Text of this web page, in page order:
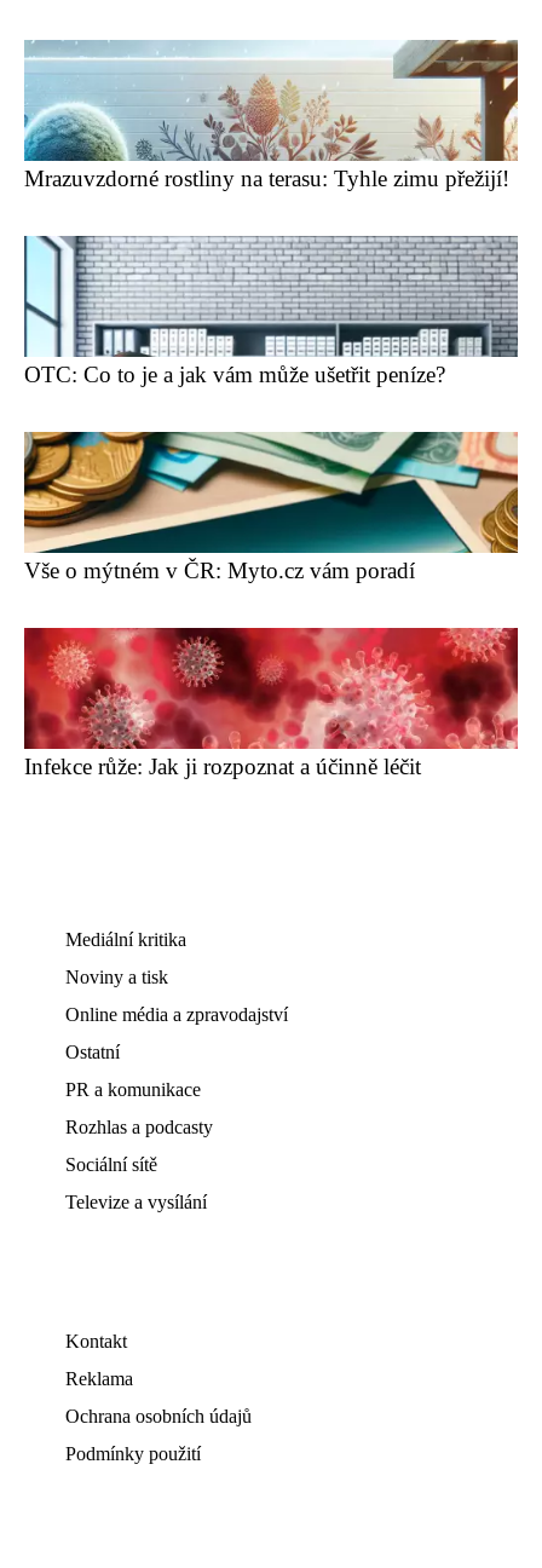
Mrazuvzdorné rostliny na terasu: Tyhle zimu přežijí!
OTC: Co to je a jak vám může ušetřit peníze?
Vše o mýtném v ČR: Myto.cz vám poradí
Infekce růže: Jak ji rozpoznat a účinně léčit
Mediální kritika
Noviny a tisk
Online média a zpravodajství
Ostatní
PR a komunikace
Rozhlas a podcasty
Sociální sítě
Televize a vysílání
Kontakt
Reklama
Ochrana osobních údajů
Podmínky použití